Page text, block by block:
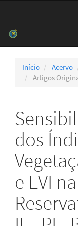
Barra
Início Acervo
Artigos
dos
e EVI